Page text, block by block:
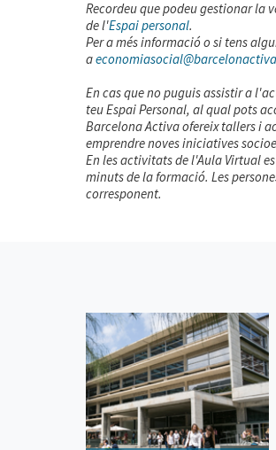
Recordeu que podeu gestionar
de l'Espai personal.
Per a més informació o si tens
a
En cas que no puguis assistir a
teu Espai Personal, al qual pots
Barcelona Activa ofereix tallers i
emprendre noves iniciatives
En les activitats de l'Aula Virtual
minuts de la formació. Les
corresponent.